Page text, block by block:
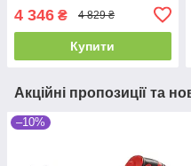
4 346 ₴ 4 829 ₴
Купити
Акційні пропозиції та
–10%